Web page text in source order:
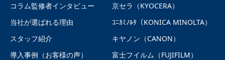
コラム監修者インタビュー
当社が選ばれる理由
スタッフ紹介
導入事例（お客様の声）
京セラ（KYOCERA）
ｺﾆｶﾐﾉﾙﾀ（KONICA MINOLTA）
キヤノン（CANON）
富士フイルム（FUJIFILM）